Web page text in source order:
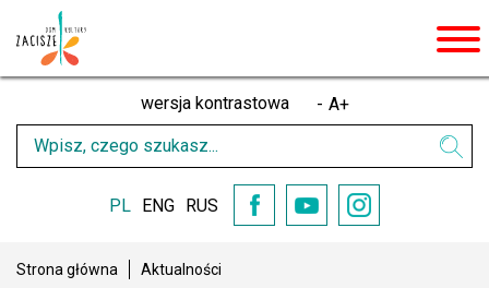
wersja kontrastowa - A+
PL ENG
RUS
FacebookYouTubeInstagram
Strona główna Aktualności